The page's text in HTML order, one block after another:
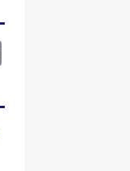
E
m